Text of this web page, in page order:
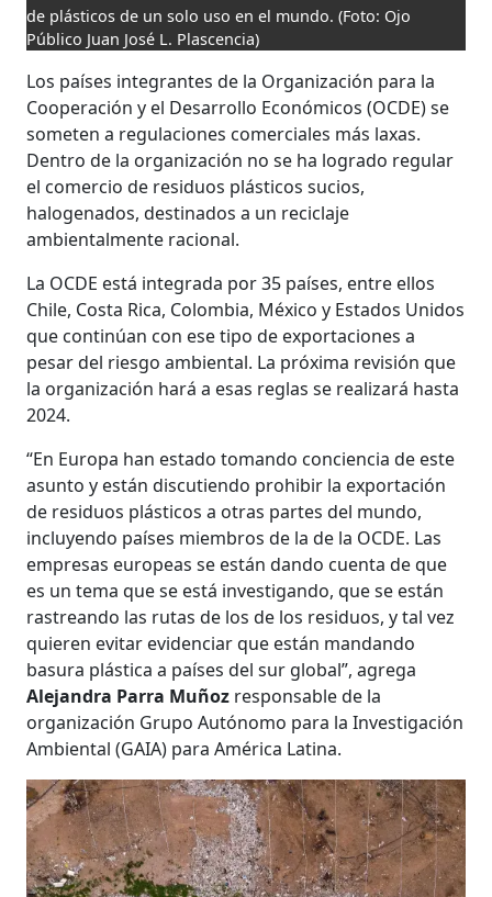
de plásticos de un solo uso en el mundo. (Foto: Ojo
Público Juan José L. Plascencia)
Los países integrantes de la Organización para la
Cooperación y el Desarrollo Económicos (OCDE) se
someten a regulaciones comerciales más laxas.
Dentro de la organización no se ha logrado regular
el comercio de residuos plásticos sucios,
halogenados, destinados a un reciclaje
ambientalmente racional.
La OCDE está integrada por 35 países, entre ellos
Chile, Costa Rica, Colombia, México y Estados Unidos
que continúan con ese tipo de exportaciones a
pesar del riesgo ambiental. La próxima revisión que
la organización hará a esas reglas se realizará hasta
2024.
“En Europa han estado tomando conciencia de este
asunto y están discutiendo prohibir la exportación
de residuos plásticos a otras partes del mundo,
incluyendo países miembros de la de la OCDE. Las
empresas europeas se están dando cuenta de que
es un tema que se está investigando, que se están
rastreando las rutas de los de los residuos, y tal vez
quieren evitar evidenciar que están mandando
basura plástica a países del sur global”, agrega
Alejandra Parra Muñoz responsable de la
organización Grupo Autónomo para la Investigación
Ambiental (GAIA) para América Latina.